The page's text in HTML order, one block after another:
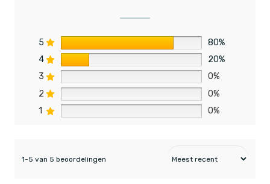
5
80%
4
20%
3
0%
2
0%
1
0%
1-5 van 5 beoordelingen